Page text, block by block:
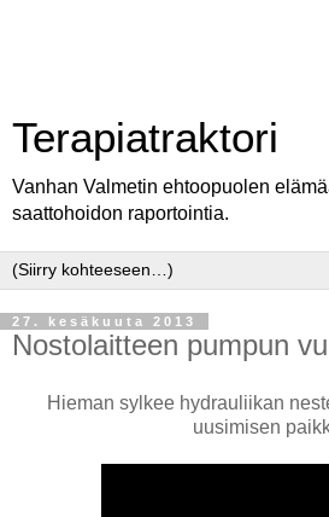
Terapiatraktori
Vanhan Valmetin ehtoopuolen
saattohoidon raportointia.
27. kesäkuuta 2013
Nostolaitteen pumpun
Hieman sylkee hydrauliikan
uusimisen